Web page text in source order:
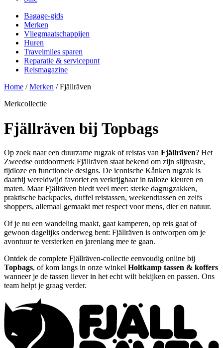
Bagage-gids
Merken
Vliegmaatschappijen
Huren
Travelmiles sparen
Reparatie & servicepunt
Reismagazine
Home / Merken / Fjällräven
Merkcollectie
Fjällräven bij Topbags
Op zoek naar een duurzame rugzak of reistas van Fjällräven? Het
Zweedse outdoormerk Fjällräven staat bekend om zijn slijtvaste,
tijdloze en functionele designs. De iconische Kånken rugzak is
daarbij wereldwijd favoriet en verkrijgbaar in talloze kleuren en
maten. Maar Fjällräven biedt veel meer: sterke dagrugzakken,
praktische backpacks, duffel reistassen, weekendtassen en zelfs
shoppers, allemaal gemaakt met respect voor mens, dier en natuur.
Of je nu een wandeling maakt, gaat kamperen, op reis gaat of
gewoon dagelijks onderweg bent: Fjällräven is ontworpen om je
avontuur te versterken en jarenlang mee te gaan.
Ontdek de complete Fjällräven-collectie eenvoudig online bij
Topbags, of kom langs in onze winkel Holtkamp tassen & koffers
wanneer je de tassen liever in het echt wilt bekijken en passen. Ons
team helpt je graag verder.